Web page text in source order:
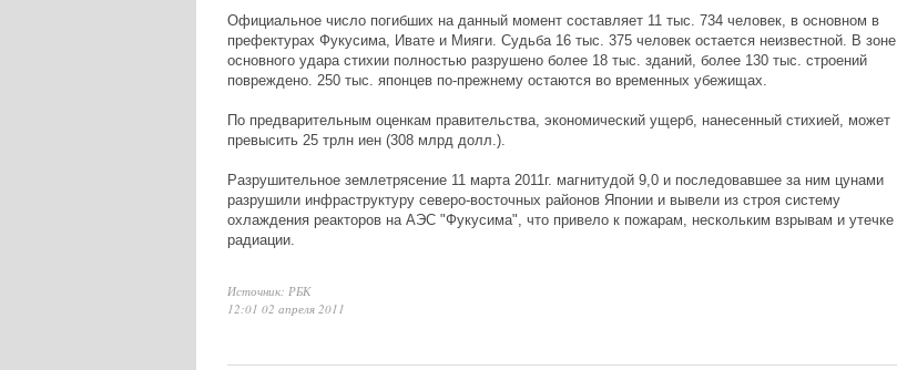
Официальное число погибших на данный момент составляет 11 тыс. 734 человек, в основном в
префектурах Фукусима, Ивате и Мияги. Судьба 16 тыс. 375 человек остается неизвестной. В зоне
основного удара стихии полностью разрушено более 18 тыс. зданий, более 130 тыс. строений
повреждено. 250 тыс. японцев по-прежнему остаются во временных убежищах.
По предварительным оценкам правительства, экономический ущерб, нанесенный стихией, может
превысить 25 трлн иен (308 млрд долл.).
Разрушительное землетрясение 11 марта 2011г. магнитудой 9,0 и последовавшее за ним цунами
разрушили инфраструктуру северо-восточных районов Японии и вывели из строя систему
охлаждения реакторов на АЭС "Фукусима", что привело к пожарам, нескольким взрывам и утечке
радиации.
Источник: РБК
12:01 02 апреля 2011